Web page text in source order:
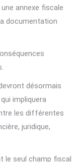
annexe fiscale
documentation
désormais
impliquera
les différentes
juridique,
le seul champ fiscal